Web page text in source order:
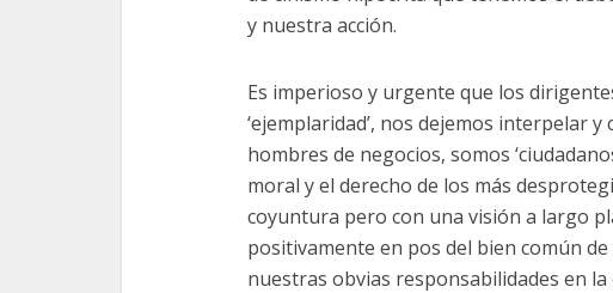
y nuestra acción.
Es imperioso y urgente que los
‘ejemplaridad’, nos dejemos interpelar
hombres de negocios, somos
moral y el derecho de los más
coyuntura pero con una visión a largo
positivamente en pos del bien común
nuestras obvias responsabilidades en